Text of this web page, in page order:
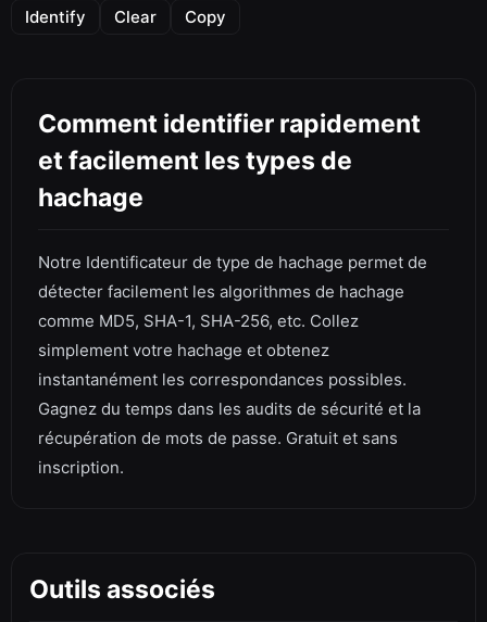
Identify Clear Copy
Comment identifier rapidement
et facilement les types de
hachage
Notre Identificateur de type de hachage permet de
détecter facilement les algorithmes de hachage
comme MD5, SHA-1, SHA-256, etc. Collez
simplement votre hachage et obtenez
instantanément les correspondances possibles.
Gagnez du temps dans les audits de sécurité et la
récupération de mots de passe. Gratuit et sans
inscription.
Outils associés